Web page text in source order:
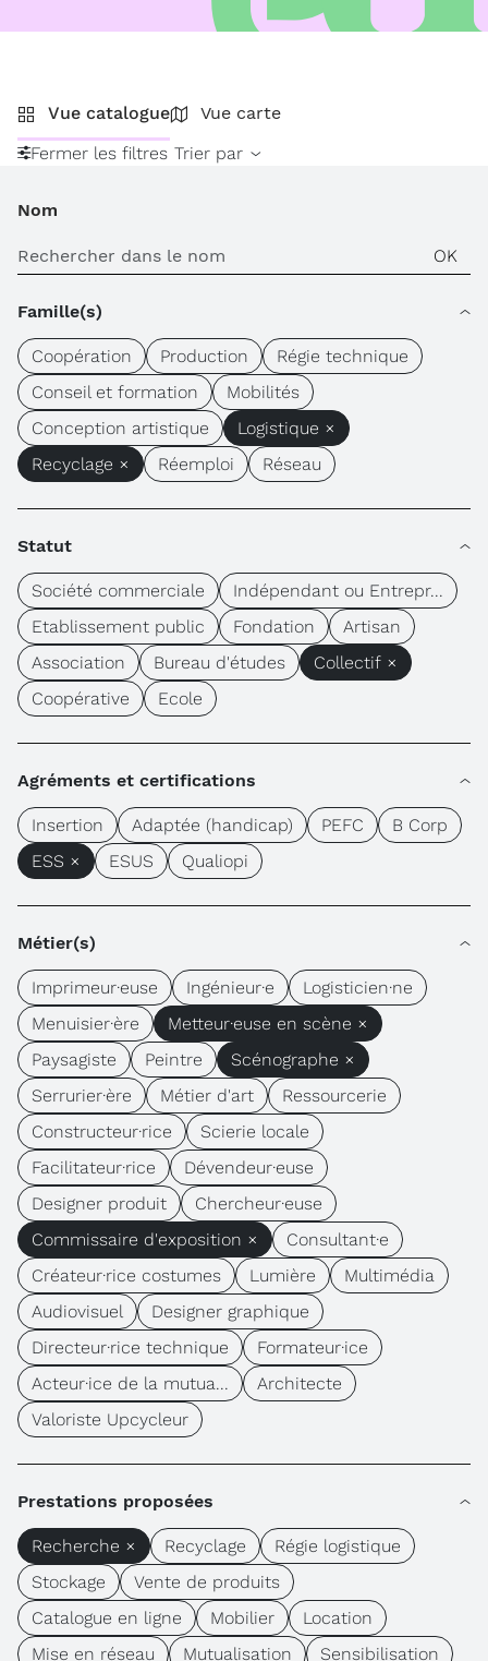
Vue catalogue
Vue carte
Fermer les filtres Trier par
Nom
Famille(s)
Coopération Production
Régie technique
Conseil et formation
Mobilités
Conception artistique
Logistique ×
Recyclage ×
Réemploi Réseau
Statut
Société commerciale
Indépendant ou Entrepr...
Etablissement public
Fondation
Artisan
Association
Bureau d'études
Collectif ×
Coopérative
Ecole
Agréments et certifications
Insertion Adaptée (handicap) PEFC
B Corp
ESS ×
ESUS Qualiopi
Métier(s)
Imprimeur·euse Ingénieur·e
Logisticien·ne
Menuisier·ère
Metteur·euse en scène ×
Paysagiste
Peintre
Scénographe ×
Serrurier·ère
Métier d'art
Ressourcerie
Constructeur·rice
Scierie locale
Facilitateur·rice
Dévendeur·euse
Designer produit
Chercheur·euse
Commissaire d'exposition ×
Consultant·e
Créateur·rice costumes
Lumière
Multimédia
Audiovisuel
Designer graphique
Directeur·rice technique
Formateur·ice
Acteur·ice de la mutua...
Architecte
Valoriste Upcycleur
Prestations proposées
Recherche × Recyclage
Régie logistique
Stockage
Vente de produits
Catalogue en ligne
Mobilier
Location
Mise en réseau
Mutualisation Sensibilisation